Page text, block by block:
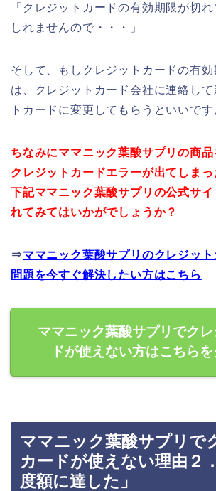
「クレジットカードの有効期限が切
しれませんので・・・」
そして、もしクレジットカードの有
は、クレジットカード会社に連絡して
トカードに変更してもらうといいです
ちなみにママニック葉酸サプリの商
クレジットカードエラーが出てしま
下記ママニック葉酸サプリの公式サイ
れてみてはいかがでしょうか？
⇒ママニック葉酸サプリのクレジッ
問題を今すぐ解決したい方はこちら
ママニック葉酸サプリでク
ドが使えない方はこちら
ママニック葉酸サプリで
カードが使えない理由２
度額に達した」